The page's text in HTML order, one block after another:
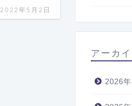
2022年5月2日
アーカ
2026年